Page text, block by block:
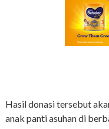
Hasil donasi tersebut
anak panti asuhan di